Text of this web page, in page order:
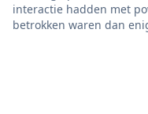
interactie hadden met
betrokken waren dan